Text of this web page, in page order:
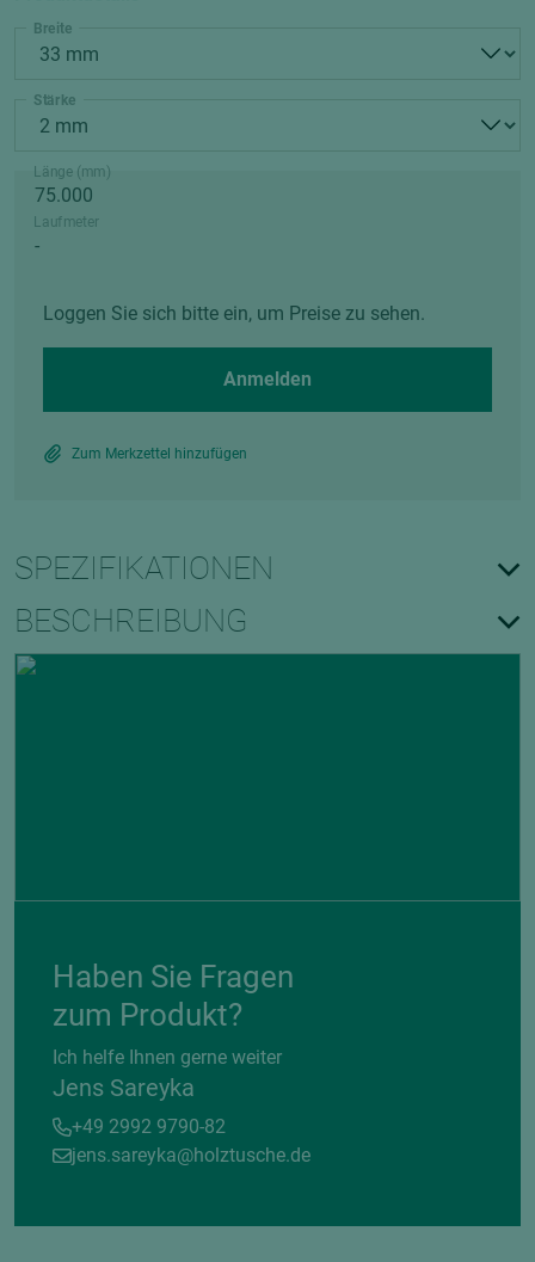
Breite
Stärke
Länge (mm)
Laufmeter
Loggen Sie sich bitte ein, um Preise zu sehen.
Anmelden
Zum Merkzettel hinzufügen
SPEZIFIKATIONEN
BESCHREIBUNG
Haben Sie Fragen
zum Produkt?
Ich helfe Ihnen gerne weiter
Jens Sareyka
+49 2992 9790-82
jens.sareyka@holztusche.de